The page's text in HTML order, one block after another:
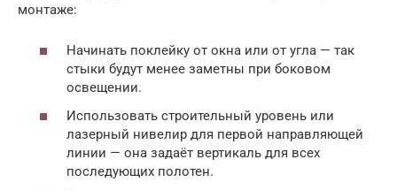
монтаже:
Начинать поклейку от окна или от угла — так
стыки будут менее заметны при боковом
освещении.
Использовать строительный уровень или
лазерный нивелир для первой направляющей
линии — она задаёт вертикаль для всех
последующих полотен.